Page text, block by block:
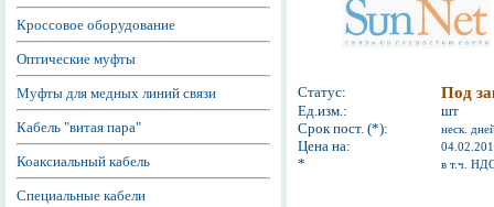
Кроссовое оборудование
Оптические муфты
Муфты для медных линий связи
Кабель "витая пара"
Коаксиальный кабель
Специальные кабели
Статус: Под
Ед.изм.:
шт
Срок пост. (*):
неск.
Цена на:
* в т.ч.